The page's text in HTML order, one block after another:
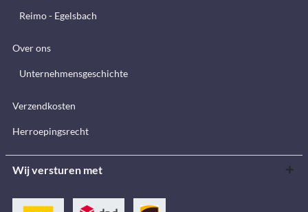
Reimo - Egelsbach
Over ons
Unternehmensgeschichte
Verzendkosten
Herroepingsrecht
Wij versturen met